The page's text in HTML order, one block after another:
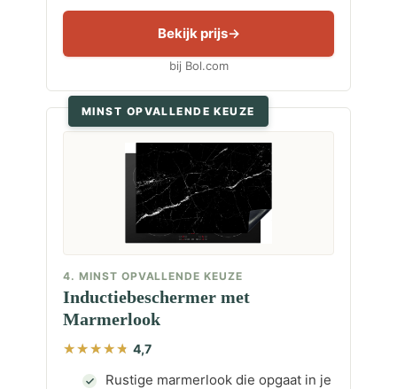
Bekijk prijs
bij Bol.com
MINST OPVALLENDE KEUZE
4. MINST OPVALLENDE KEUZE
Inductiebeschermer met
Marmerlook
4,7
Rustige marmerlook die opgaat in je